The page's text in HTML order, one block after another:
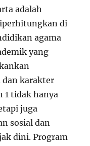
adalah
di
agama
yang
karakter
1 tidak hanya
juga
sosial dan
dini. Program